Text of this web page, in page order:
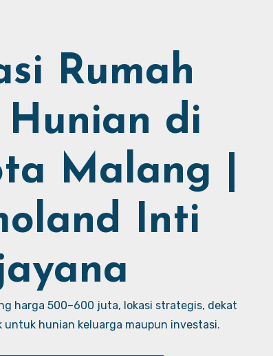
Rumah
Hunian di
Malang |
Inti
harga 500–600 juta, lokasi strategis, dekat
untuk hunian keluarga maupun investasi.